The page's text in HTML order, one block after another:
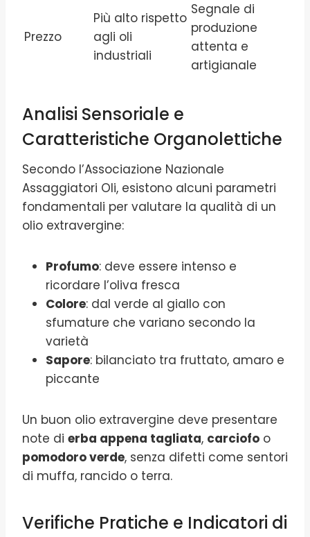
Prezzo
Più alto rispetto
agli oli
industriali
Segnale di
produzione
attenta e
artigianale
Analisi Sensoriale e
Caratteristiche Organolettiche
Secondo l’Associazione Nazionale
Assaggiatori Oli, esistono alcuni parametri
fondamentali per valutare la qualità di un
olio extravergine:
Profumo: deve essere intenso e
ricordare l’oliva fresca
Colore: dal verde al giallo con
sfumature che variano secondo la
varietà
Sapore: bilanciato tra fruttato, amaro e
piccante
Un buon olio extravergine deve presentare
note di erba appena tagliata, carciofo o
pomodoro verde, senza difetti come sentori
di muffa, rancido o terra.
Verifiche Pratiche e Indicatori di